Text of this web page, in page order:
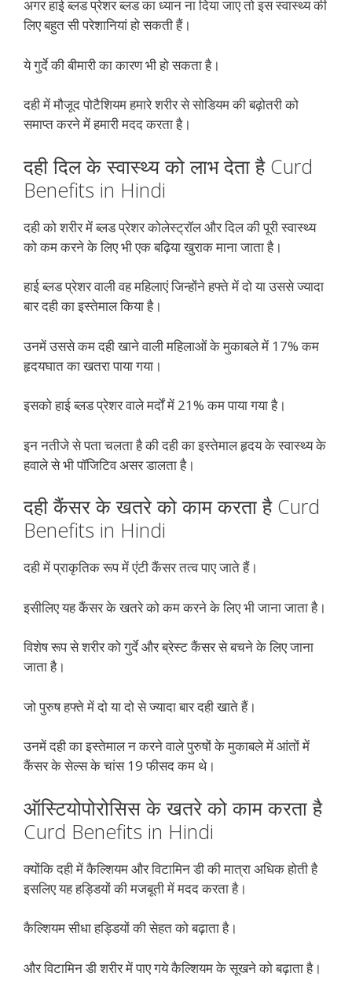
अगर हाई ब्लड प्रेशर ब्लड का ध्यान ना दिया जाए तो इस स्वास्थ्य की
लिए बहुत सी परेशानियां हो सकती हैं।
ये गुर्दे की बीमारी का कारण भी हो सकता है।
दही में मौजूद पोटैशियम हमारे शरीर से सोडियम की बढ़ोतरी को
समाप्त करने में हमारी मदद करता है।
दही दिल के स्वास्थ्य को लाभ देता है Curd
Benefits in Hindi
दही को शरीर में ब्लड प्रेशर कोलेस्ट्रॉल और दिल की पूरी स्वास्थ्य
को कम करने के लिए भी एक बढ़िया खुराक माना जाता है।
हाई ब्लड प्रेशर वाली वह महिलाएं जिन्होंने हफ्ते में दो या उससे ज्यादा
बार दही का इस्तेमाल किया है।
उनमें उससे कम दही खाने वाली महिलाओं के मुकाबले में 17% कम
हृदयघात का खतरा पाया गया।
इसको हाई ब्लड प्रेशर वाले मर्दों में 21% कम पाया गया है।
इन नतीजे से पता चलता है की दही का इस्तेमाल हृदय के स्वास्थ्य के
हवाले से भी पॉजिटिव असर डालता है।
दही कैंसर के खतरे को काम करता है Curd
Benefits in Hindi
दही में प्राकृतिक रूप में एंटी कैंसर तत्व पाए जाते हैं।
इसीलिए यह कैंसर के खतरे को कम करने के लिए भी जाना जाता है।
विशेष रूप से शरीर को गुर्दे और ब्रेस्ट कैंसर से बचने के लिए जाना
जाता है।
जो पुरुष हफ्ते में दो या दो से ज्यादा बार दही खाते हैं।
उनमें दही का इस्तेमाल न करने वाले पुरुषों के मुकाबले में आंतों में
कैंसर के सेल्स के चांस 19 फीसद कम थे।
ऑस्टियोपोरोसिस के खतरे को काम करता है
Curd Benefits in Hindi
क्योंकि दही में कैल्शियम और विटामिन डी की मात्रा अधिक होती है
इसलिए यह हड्डियों की मजबूती में मदद करता है।
कैल्शियम सीधा हड्डियों की सेहत को बढ़ाता है।
और विटामिन डी शरीर में पाए गये कैल्शियम के सूखने को बढ़ाता है।